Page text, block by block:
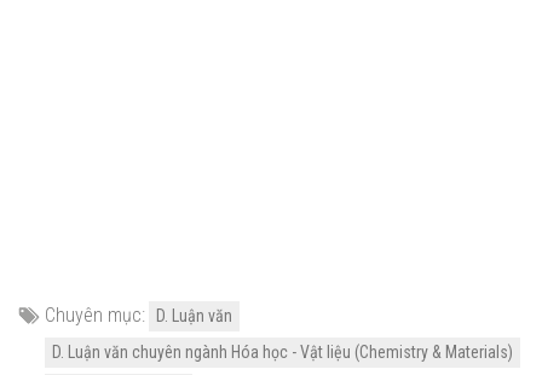
Chuyên mục:
D. Luận văn
D. Luận văn chuyên ngành Hóa học - Vật liệu (Chemistry & Materials)